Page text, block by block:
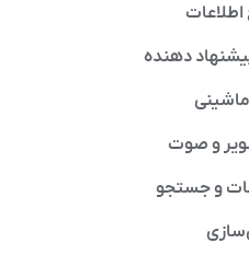
اطلاعات
دهنده
و صوت
و جستجو